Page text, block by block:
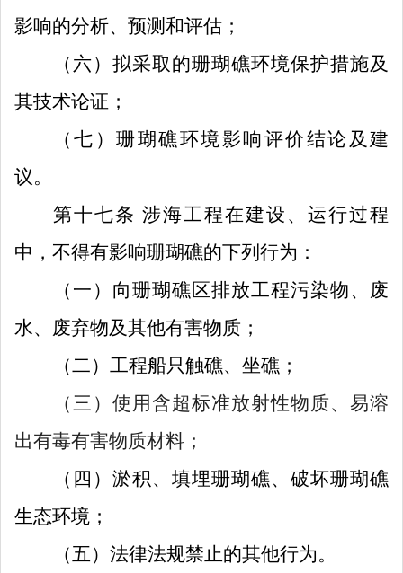
影响的分析、预测和评估；
（六）拟采取的珊瑚礁环境保护措施及
其技术论证；
（七）珊瑚礁环境影响评价结论及建
议。
第十七条 涉海工程在建设、运行过程
中，不得有影响珊瑚礁的下列行为：
（一）向珊瑚礁区排放工程污染物、废
水、废弃物及其他有害物质；
（二） 工程船只触礁、坐礁；
（三）使用含超标准放射性物质、易溶
出有毒有害物质材料；
（四）淤积、填埋珊瑚礁、破坏珊瑚礁
生态环境；
（五）法律法规禁止的其他行为。